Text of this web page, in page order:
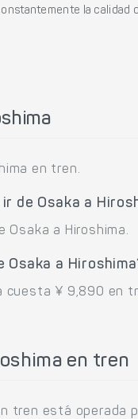
la
en tren.
de Osaka a
Osaka a Hiroshima.
a
cuesta ¥ 9,890 en
en tren
tren está operada